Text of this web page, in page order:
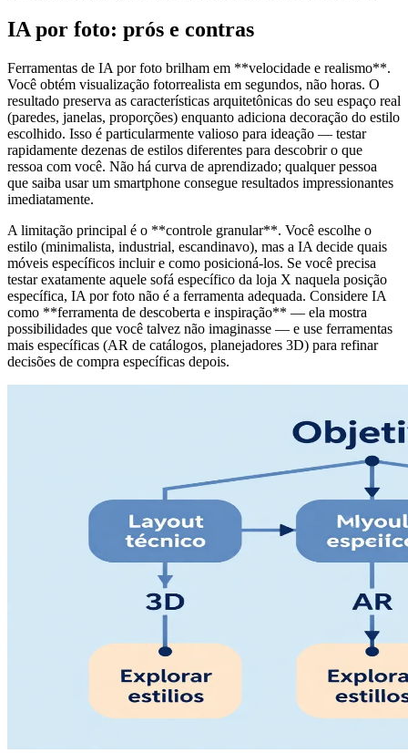
IA por foto: prós e contras
Ferramentas de IA por foto brilham em **velocidade e realismo**.
Você obtém visualização fotorrealista em segundos, não horas. O
resultado preserva as características arquitetônicas do seu espaço real
(paredes, janelas, proporções) enquanto adiciona decoração do estilo
escolhido. Isso é particularmente valioso para ideação — testar
rapidamente dezenas de estilos diferentes para descobrir o que
ressoa com você. Não há curva de aprendizado; qualquer pessoa
que saiba usar um smartphone consegue resultados impressionantes
imediatamente.
A limitação principal é o **controle granular**. Você escolhe o
estilo (minimalista, industrial, escandinavo), mas a IA decide quais
móveis específicos incluir e como posicioná-los. Se você precisa
testar exatamente aquele sofá específico da loja X naquela posição
específica, IA por foto não é a ferramenta adequada. Considere IA
como **ferramenta de descoberta e inspiração** — ela mostra
possibilidades que você talvez não imaginasse — e use ferramentas
mais específicas (AR de catálogos, planejadores 3D) para refinar
decisões de compra específicas depois.